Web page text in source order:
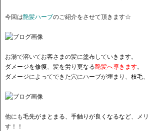
今回は艶髪ハーブのご紹介をさせて頂きます☆
お湯で溶いてお客さまの髪に塗布していきます。
ダメージを修復 、髪を労り更なる艶髪へ導きます。
ダメージによってできた穴にハーブが埋まり、 枝毛
他にも毛先がまとまる、手触りが良くなるなど 、メ
す！！